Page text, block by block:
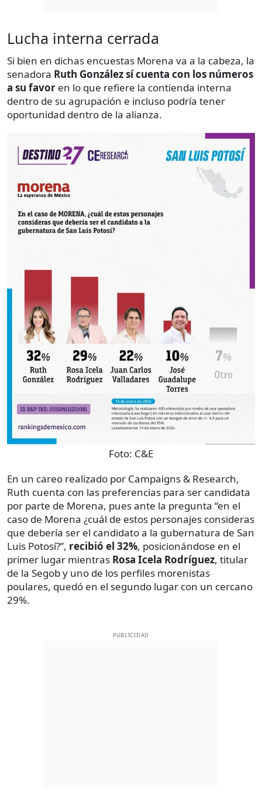
Lucha interna cerrada
Si bien en dichas encuestas Morena va a la cabeza, la
senadora Ruth González sí cuenta con los números
a su favor en lo que refiere la contienda interna
dentro de su agrupación e incluso podría tener
oportunidad dentro de la alianza.
Foto: C&E
En un careo realizado por Campaigns & Research,
Ruth cuenta con las preferencias para ser candidata
por parte de Morena, pues ante la pregunta “en el
caso de Morena ¿cuál de estos personajes consideras
que debería ser el candidato a la gubernatura de San
Luis Potosí?”, recibió el 32%, posicionándose en el
primer lugar mientras Rosa Icela Rodríguez, titular
de la Segob y uno de los perfiles morenistas
poulares, quedó en el segundo lugar con un cercano
29%.
PUBLICIDAD